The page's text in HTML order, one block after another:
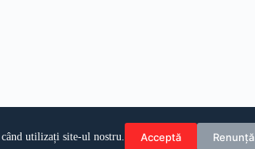
utilizați site-ul nostru. Acceptă Renunță